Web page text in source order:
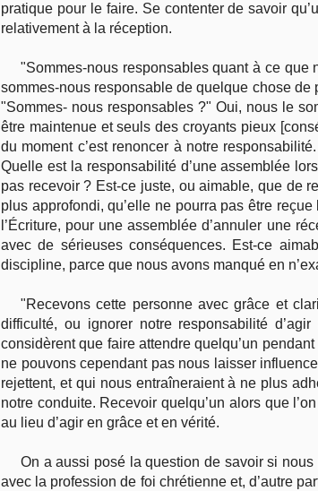
pratique pour le faire. Se contenter de savoir
relativement à la réception.
"Sommes-nous responsables quant à ce que
sommes-nous responsable de quelque chose
"Sommes- nous responsables ?" Oui, nous le
être maintenue et seuls des croyants pieux
du moment c’est renoncer à notre
Quelle est la responsabilité d’une assemblée
pas recevoir ? Est-ce juste, ou aimable, que de
plus approfondi, qu’elle ne pourra pas être
l’Écriture, pour une assemblée d’annuler une
avec de sérieuses conséquences. Est-ce
discipline, parce que nous avons manqué en
"Recevons cette personne avec grâce et
difficulté, ou ignorer notre responsabilité
considèrent que faire attendre quelqu’un
ne pouvons cependant pas nous laisser
rejettent, et qui nous entraîneraient à ne plus
notre conduite. Recevoir quelqu’un alors que
au lieu d’agir en grâce et en vérité.
On a aussi posé la question de savoir si
avec la profession de foi chrétienne et, d’autre